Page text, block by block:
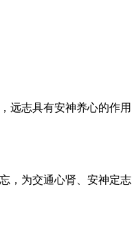
志具有安神养心的
为交通心肾、安神